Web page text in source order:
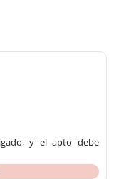
y el apto debe